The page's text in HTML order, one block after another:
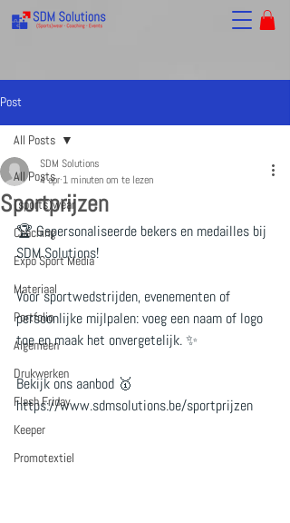
Post
All Posts
(sports)wear
Coaching
Expo Sport Media
Materiaal
Portfolio
Algemeen
Drukwerken
Flash Friday
Keeper
Promotextiel
All Posts
Sportprijzen
SDM Solutions
4 apr 1 minuten om te lezen
🏆 Gepersonaliseerde bekers en medailles bij
SDM Solutions!
Voor sportwedstrijden, evenementen of
persoonlijke mijlpalen: voeg een naam of logo
toe en maak het onvergetelijk. ✨
Bekijk ons aanbod 🥇
https://www.sdmsolutions.be/sportprijzen